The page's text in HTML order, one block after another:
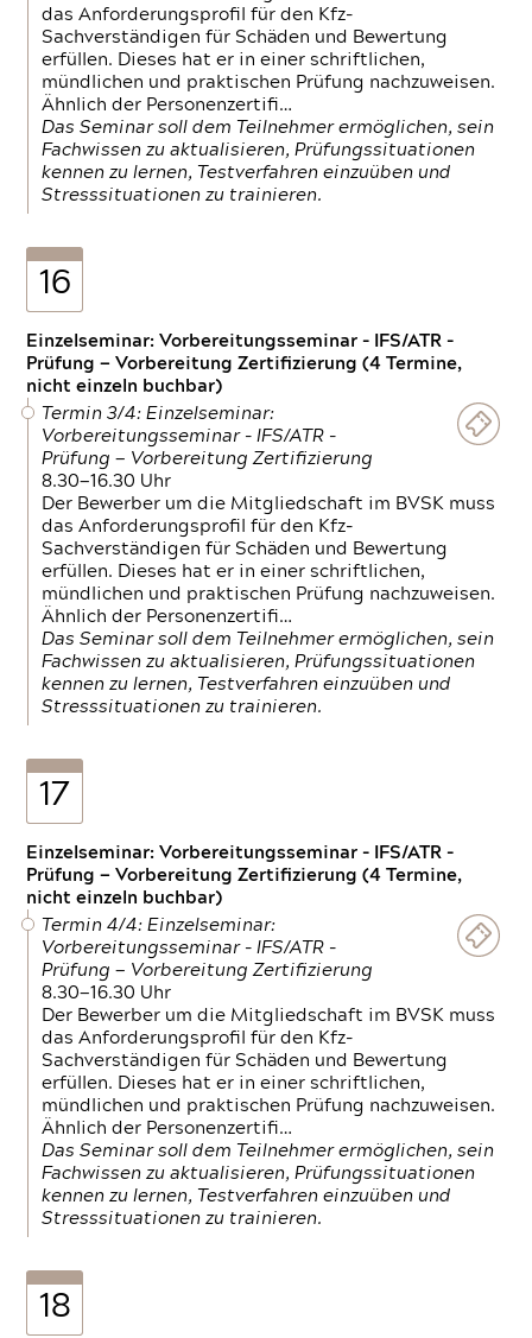
das Anforderungsprofil für den Kfz-
Sachverständigen für Schäden und Bewertung
erfüllen. Dieses hat er in einer schriftlichen,
mündlichen und praktischen Prüfung nachzuweisen.
Ähnlich der Personenzertifi…
Das Seminar soll dem Teilnehmer ermöglichen, sein
Fachwissen zu aktualisieren, Prüfungssituationen
kennen zu lernen, Testverfahren einzuüben und
Stresssituationen zu trainieren.
16
Einzelseminar: Vorbereitungsseminar - IFS/ATR -
Prüfung — Vorbereitung Zertifizierung (4 Termine,
nicht einzeln buchbar)
Termin 3/4: Einzelseminar:
Vorbereitungsseminar - IFS/ATR -
Prüfung — Vorbereitung Zertifizierung
8.30—16.30 Uhr
Der Bewerber um die Mitgliedschaft im BVSK muss
das Anforderungsprofil für den Kfz-
Sachverständigen für Schäden und Bewertung
erfüllen. Dieses hat er in einer schriftlichen,
mündlichen und praktischen Prüfung nachzuweisen.
Ähnlich der Personenzertifi…
Das Seminar soll dem Teilnehmer ermöglichen, sein
Fachwissen zu aktualisieren, Prüfungssituationen
kennen zu lernen, Testverfahren einzuüben und
Stresssituationen zu trainieren.
17
Einzelseminar: Vorbereitungsseminar - IFS/ATR -
Prüfung — Vorbereitung Zertifizierung (4 Termine,
nicht einzeln buchbar)
Termin 4/4: Einzelseminar:
Vorbereitungsseminar - IFS/ATR -
Prüfung — Vorbereitung Zertifizierung
8.30—16.30 Uhr
Der Bewerber um die Mitgliedschaft im BVSK muss
das Anforderungsprofil für den Kfz-
Sachverständigen für Schäden und Bewertung
erfüllen. Dieses hat er in einer schriftlichen,
mündlichen und praktischen Prüfung nachzuweisen.
Ähnlich der Personenzertifi…
Das Seminar soll dem Teilnehmer ermöglichen, sein
Fachwissen zu aktualisieren, Prüfungssituationen
kennen zu lernen, Testverfahren einzuüben und
Stresssituationen zu trainieren.
18